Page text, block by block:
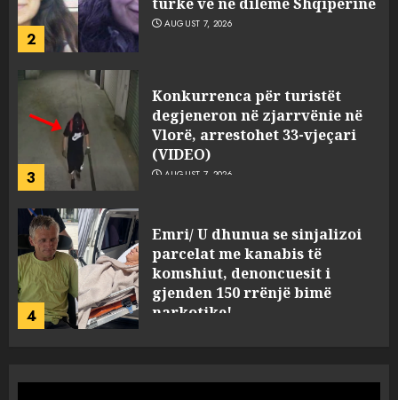
2
AUGUST 7, 2026
3
Konkurrenca për turistët
degjeneron në zjarrvënie në
Vlorë, arrestohet 33-vjeçari
(VIDEO)
AUGUST 7, 2026
4
Emri/ U dhunua se sinjalizoi
parcelat me kanabis të
komshiut, denoncuesit i
gjenden 150 rrënjë bimë
narkotike!